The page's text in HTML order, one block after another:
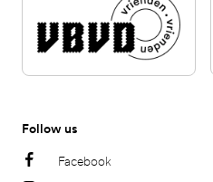
Follow us
Facebook